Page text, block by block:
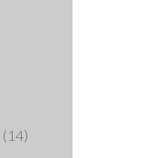
(14)